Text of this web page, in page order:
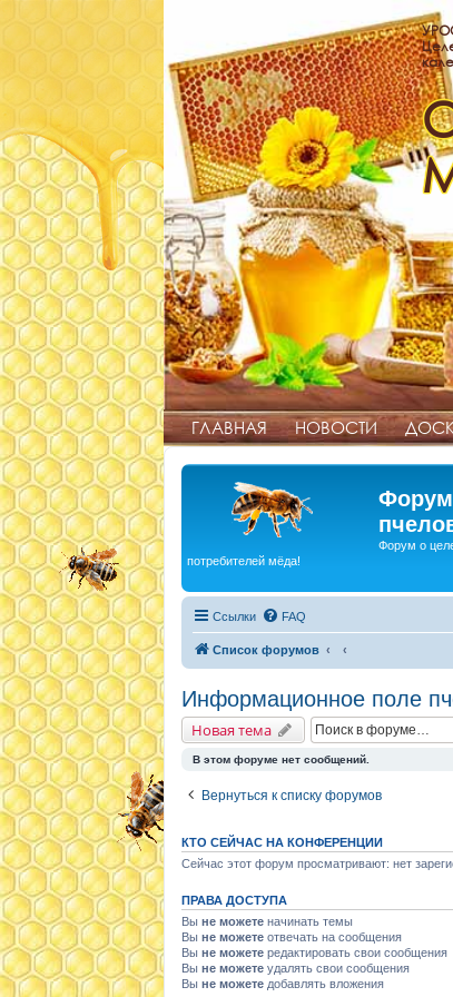
ГЛАВНАЯ НОВОСТИ
Форум
Форум о
потребителей мёда!
Ссылки FAQ
Список форумов
Информационное поле
Новая тема
В этом форуме нет сообщений.
Вернуться к списку форумов
КТО СЕЙЧАС НА КОНФЕРЕНЦИИ
Сейчас этот форум просматривают: нет
ПРАВА ДОСТУПА
Вы не можете начинать темы
Вы не можете отвечать на сообщения
Вы не можете редактировать свои сообщения
Вы не можете удалять свои сообщения
Вы не можете добавлять вложения